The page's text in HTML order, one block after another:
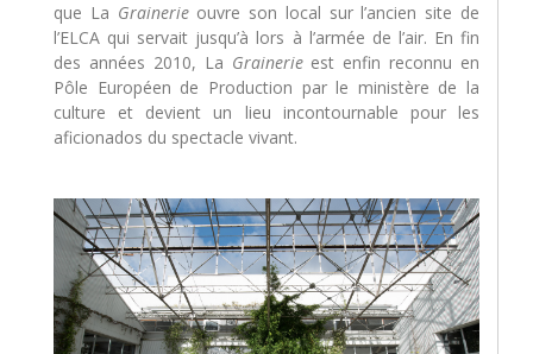
que La Grainerieouvre son local sur l’ancien site de
l’ELCA qui servait jusqu’à lors à l’armée de l’air. En fin
des années 2010, La Grainerieest enfin reconnu en
Pôle Européen de Production par le ministère de la
culture et devient un lieu incontournable pour les
aficionados du spectacle vivant.